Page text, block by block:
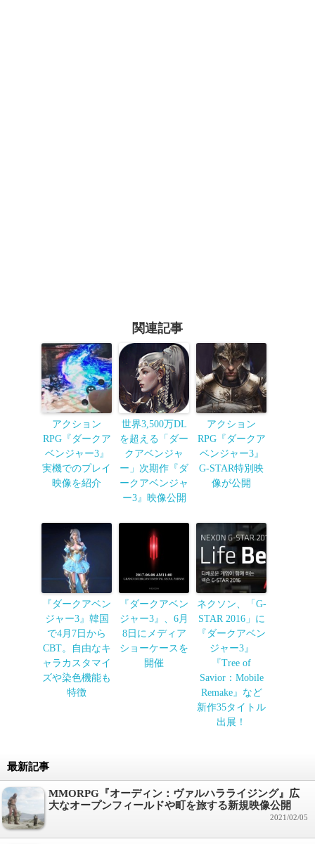
関連記事
アクション
RPG『ダークア
ベンジャー3』
実機でのプレイ
映像を紹介
世界3,500万DL
を超える「ダー
クアベンジャ
ー」次期作『ダ
ークアベンジャ
ー3』映像公開
アクション
RPG『ダークア
ベンジャー3』
G-STAR特別映
像が公開
『ダークアベン
ジャー3』韓国
で4月7日から
CBT。自由なキ
ャラカスタマイ
ズや染色機能も
特徴
『ダークアベン
ジャー3』、6月
8日にメディア
ショーケースを
開催
ネクソン、「G-
STAR 2016」に
『ダークアベン
ジャー3』
『Tree of
Savior：Mobile
Remake』など
新作35タイトル
出展！
最新記事
MMORPG『オーディン：ヴァルハラライジング』広
大なオープンフィールドや町を旅する新規映像公開
2021/02/05